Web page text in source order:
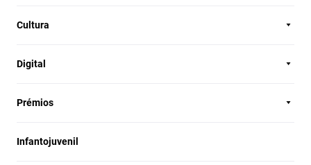
Cultura
Digital
Prémios
Infantojuvenil